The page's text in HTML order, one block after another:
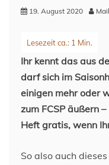
19. August 2020
Ihr kennt das aus
darf sich im
einigen mehr oder
zum FCSP äußern
Heft gratis, wenn
So also auch